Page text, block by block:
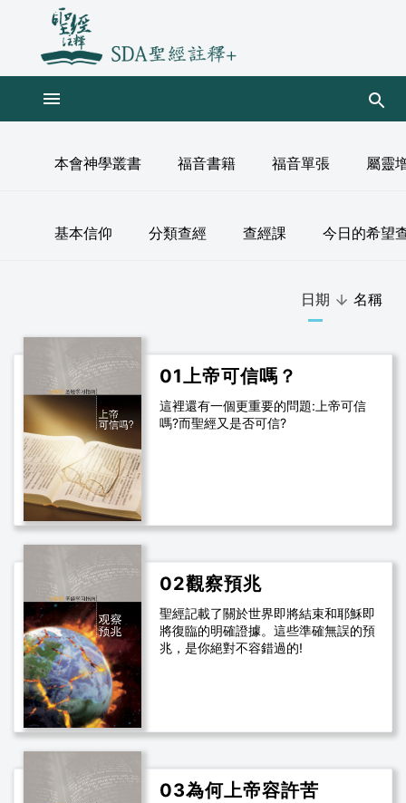
本會神學叢書 福音書籍 福音單張 屬靈
基本信仰 分類查經 查經課 今日的希望
日期 名稱
01上帝可信嗎？
這裡還有一個更重要的問題:上帝可信
嗎?而聖經又是否可信?
02觀察預兆
聖經記載了關於世界即將結束和耶穌即
將復臨的明確證據。這些準確無誤的預
兆，是你絕對不容錯過的!
03為何上帝容許苦